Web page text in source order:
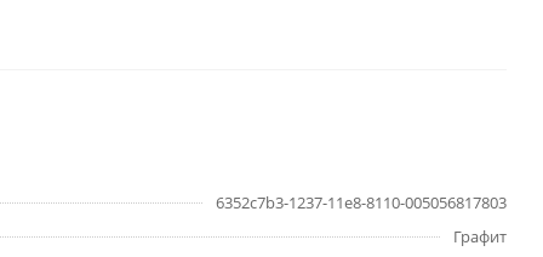
6352c7b3-1237-11e8-8110-005056817803
Графит